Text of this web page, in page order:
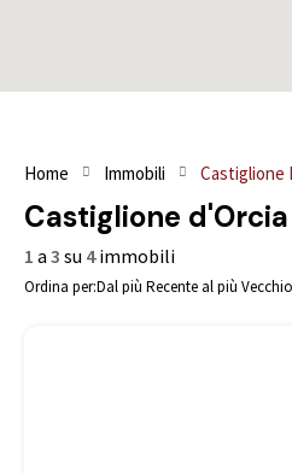
Home Immobili Castiglione
Castiglione d'Orcia
1 a 3 su 4immobili
Ordina per:Dal più Recente al più Vecchio